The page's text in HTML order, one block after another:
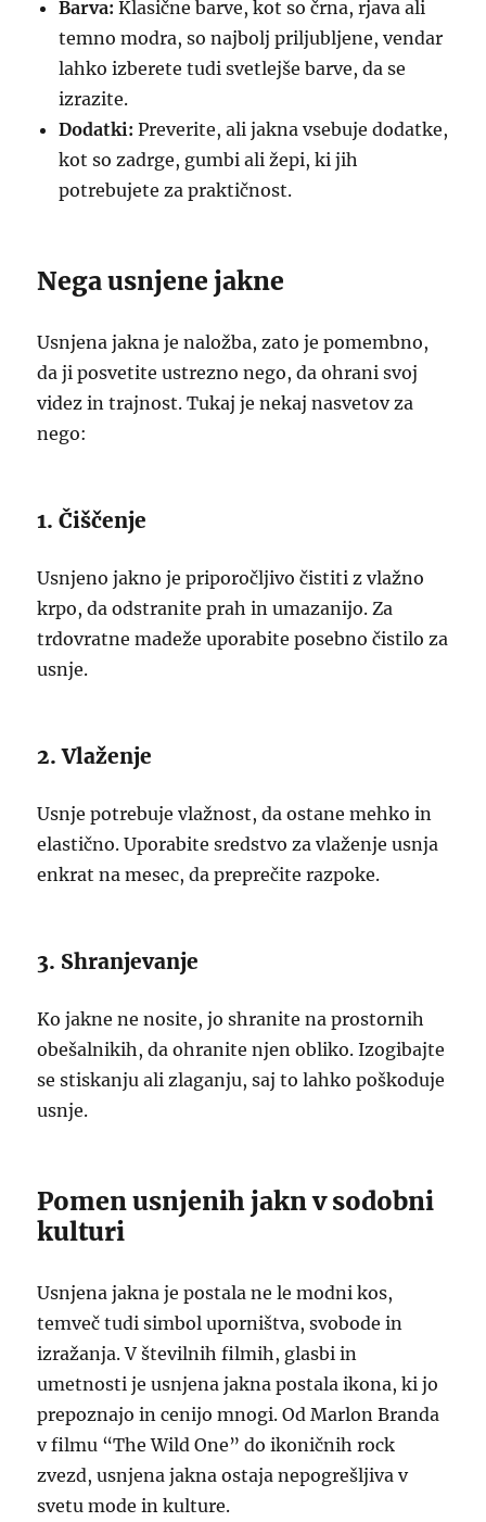
Barva: Klasične barve, kot so črna, rjava ali
temno modra, so najbolj priljubljene, vendar
lahko izberete tudi svetlejše barve, da se
izrazite.
Dodatki: Preverite, ali jakna vsebuje dodatke,
kot so zadrge, gumbi ali žepi, ki jih
potrebujete za praktičnost.
Nega usnjene jakne
Usnjena jakna je naložba, zato je pomembno,
da ji posvetite ustrezno nego, da ohrani svoj
videz in trajnost. Tukaj je nekaj nasvetov za
nego:
1. Čiščenje
Usnjeno jakno je priporočljivo čistiti z vlažno
krpo, da odstranite prah in umazanijo. Za
trdovratne madeže uporabite posebno čistilo za
usnje.
2. Vlaženje
Usnje potrebuje vlažnost, da ostane mehko in
elastično. Uporabite sredstvo za vlaženje usnja
enkrat na mesec, da preprečite razpoke.
3. Shranjevanje
Ko jakne ne nosite, jo shranite na prostornih
obešalnikih, da ohranite njen obliko. Izogibajte
se stiskanju ali zlaganju, saj to lahko poškoduje
usnje.
Pomen usnjenih jakn v sodobni
kulturi
Usnjena jakna je postala ne le modni kos,
temveč tudi simbol uporništva, svobode in
izražanja. V številnih filmih, glasbi in
umetnosti je usnjena jakna postala ikona, ki jo
prepoznajo in cenijo mnogi. Od Marlon Branda
v filmu “The Wild One” do ikoničnih rock
zvezd, usnjena jakna ostaja nepogrešljiva v
svetu mode in kulture.